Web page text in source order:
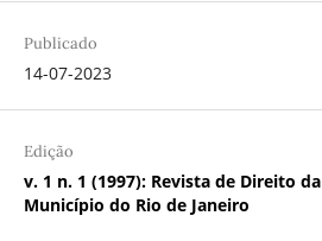
Publicado
14-07-2023
Edição
v. 1 n. 1 (1997): Revista de Direito
Município do Rio de Janeiro